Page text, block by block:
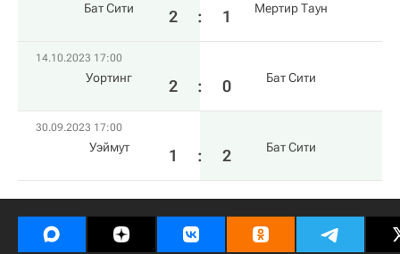
Бат Сити 2 : 1 Мертир Таун
14.10.2023 17:00
Уортинг 2 : 0 Бат Сити
30.09.2023 17:00
Уэймут 1 : 2 Бат Сити